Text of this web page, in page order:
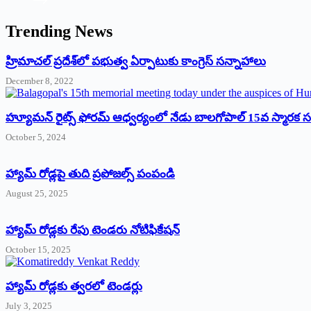
Trending News
‌హ్రిమాచల్‌ ‌ప్రదేశ్‌లో పభుత్వ ఏర్పాటుకు కాంగ్రెస్‌ ‌సన్నాహాలు
December 8, 2022
హ్యూమన్‌ రైట్స్‌ ఫోరమ్‌ ఆధ్వర్యంలో నేడు బాలగోపాల్‌ 15వ స్మారక
October 5, 2024
హ్యామ్‌ రోడ్లపై తుది ప్రపోజల్స్‌ పంపండి
August 25, 2025
హ్యామ్‌ రోడ్లకు రేపు టెండరు నోటిఫికేషన్‌
October 15, 2025
హ్యామ్‌ రోడ్లకు త్వరలో టెండర్లు
July 3, 2025